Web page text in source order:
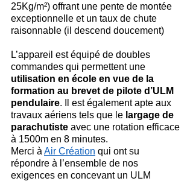
25Kg/m²) offrant une pente de montée
exceptionnelle et un taux de chute
raisonnable (il descend doucement)
L’appareil est équipé de doubles
commandes qui permettent une
utilisation en école en vue de la
formation au brevet de pilote d’ULM
pendulaire. Il est également apte aux
travaux aériens tels que le largage de
parachutiste avec une rotation efficace
à 1500m en 8 minutes.
Merci à Air Création qui ont su
répondre à l’ensemble de nos
exigences en concevant un ULM